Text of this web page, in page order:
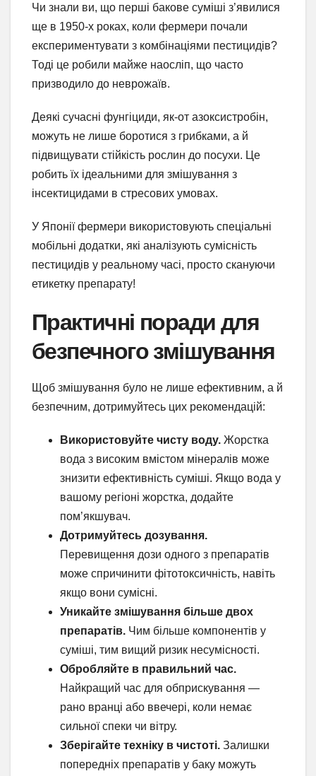
Чи знали ви, що перші бакове суміші з’явилися
ще в 1950-х роках, коли фермери почали
експериментувати з комбінаціями пестицидів?
Тоді це робили майже наосліп, що часто
призводило до неврожаїв.
Деякі сучасні фунгіциди, як-от азоксистробін,
можуть не лише боротися з грибками, а й
підвищувати стійкість рослин до посухи. Це
робить їх ідеальними для змішування з
інсектицидами в стресових умовах.
У Японії фермери використовують спеціальні
мобільні додатки, які аналізують сумісність
пестицидів у реальному часі, просто скануючи
етикетку препарату!
Практичні поради для
безпечного змішування
Щоб змішування було не лише ефективним, а й
безпечним, дотримуйтесь цих рекомендацій:
Використовуйте чисту воду. Жорстка
вода з високим вмістом мінералів може
знизити ефективність суміші. Якщо вода у
вашому регіоні жорстка, додайте
пом’якшувач.
Дотримуйтесь дозування.
Перевищення дози одного з препаратів
може спричинити фітотоксичність, навіть
якщо вони сумісні.
Уникайте змішування більше двох
препаратів. Чим більше компонентів у
суміші, тим вищий ризик несумісності.
Обробляйте в правильний час.
Найкращий час для обприскування —
рано вранці або ввечері, коли немає
сильної спеки чи вітру.
Зберігайте техніку в чистоті. Залишки
попередніх препаратів у баку можуть